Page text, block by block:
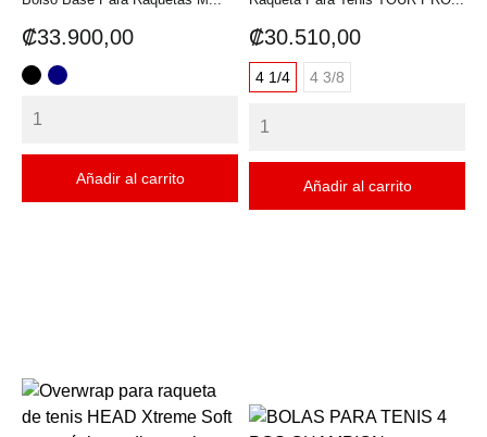
Precio
₡33.900,00
NEGRO
AZUL
Añadir al carrito
Precio
₡30.510,00
4 1/4 4 3/8
Añadir al carrito